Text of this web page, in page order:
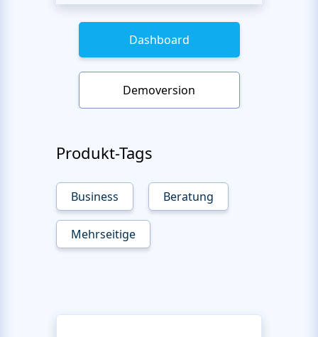
Dashboard
Demoversion
Produkt-Tags
Business Beratung
Mehrseitige